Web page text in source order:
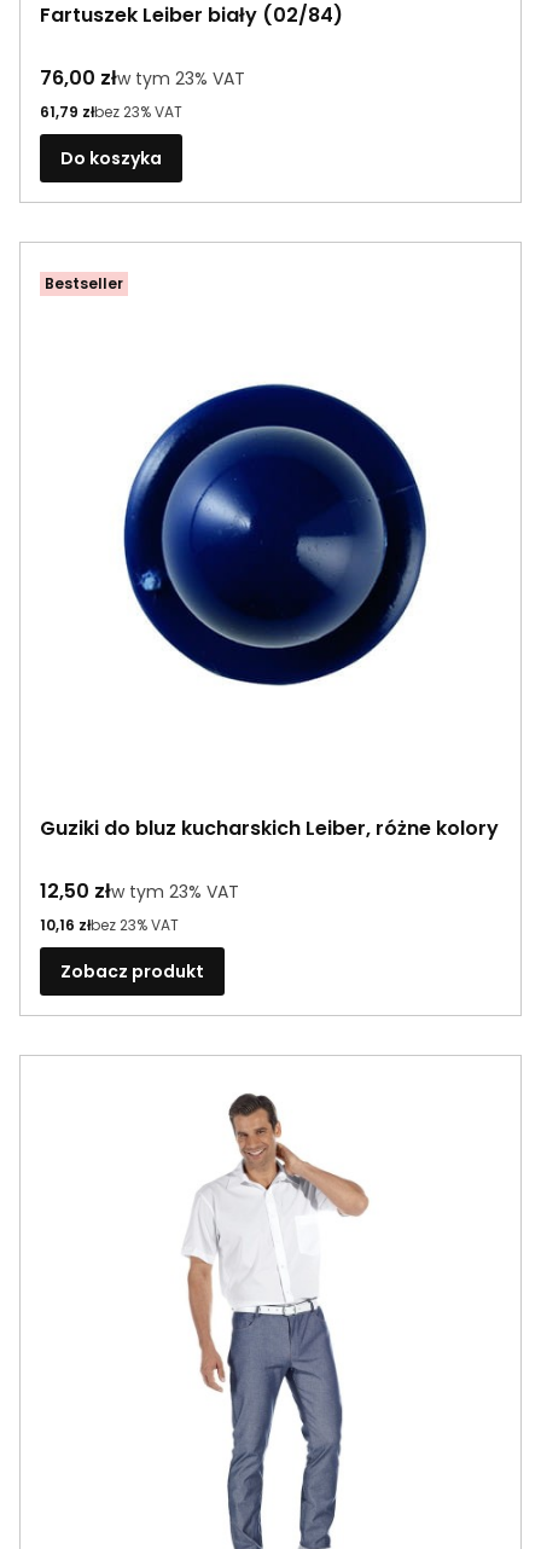
Fartuszek Leiber biały (02/84)
Cena brutto
76,00 złw tym %s VAT
w tym 23% VAT
Cena netto
61,79 złbez 23% VAT
Do koszyka
Bestseller
Guziki do bluz kucharskich Leiber, różne kolory
Cena brutto
12,50 złw tym %s VAT
w tym 23% VAT
Cena netto
10,16 złbez 23% VAT
Zobacz produkt